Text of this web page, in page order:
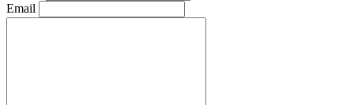
Email